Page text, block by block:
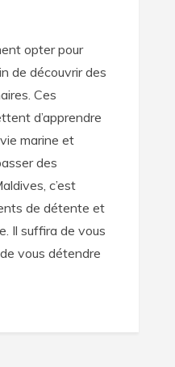
opter pour
de découvrir des
Ces
d’apprendre
marine et
des
c’est
de détente et
Il suffira de vous
vous détendre